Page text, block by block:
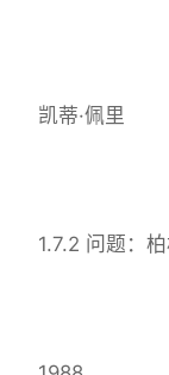
凯蒂·佩里
1.7.2 问题：